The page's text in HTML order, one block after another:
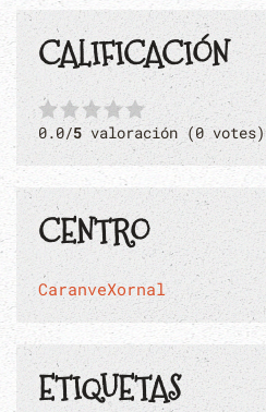
CALIFICACIÓN
0.0/5valoración (0 votes)
CENTRO
CaranveXornal
ETIQUETAS